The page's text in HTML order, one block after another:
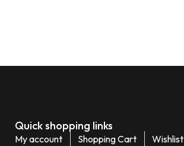
Quick shopping links
My account Shopping Cart Wishlist